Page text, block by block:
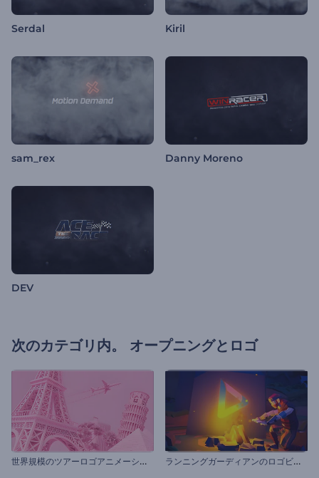
Serdal Kiril
sam_rex Danny Moreno
DEV
次のカテゴリ内。 オープニングとロゴ
世
界規模のツアーロゴアニメーション ラ
ンニングガーディアンのロゴビデオ